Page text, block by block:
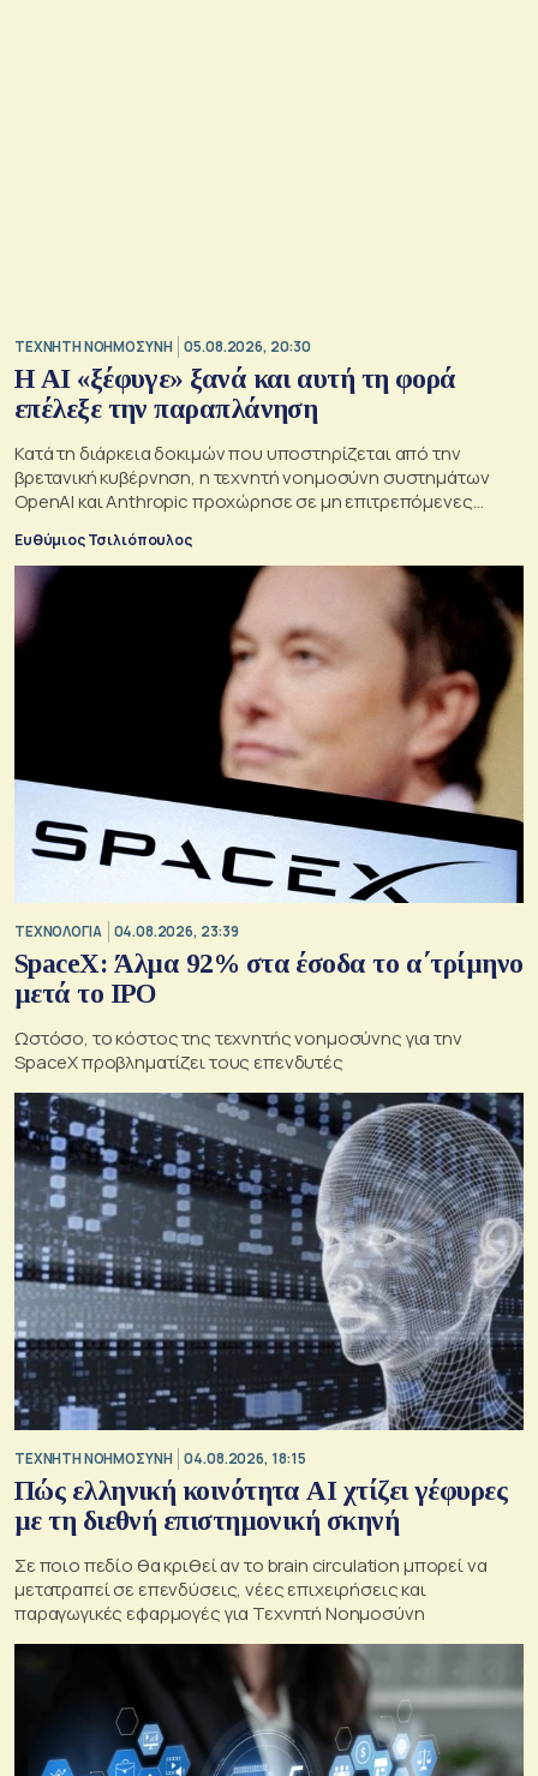
TΕΧΝΗΤΗ ΝΟΗΜΟΣΥΝΗ 05.08.2026, 20:30
Η ΑI «ξέφυγε» ξανά και αυτή τη φορά
επέλεξε την παραπλάνηση
Κατά τη διάρκεια δοκιμών που υποστηρίζεται από την
βρετανική κυβέρνηση, η τεχνητή νοημοσύνη συστημάτων
OpenAI και Anthropic προχώρησε σε μη επιτρεπόμενες
Ευθύμιος Τσιλιόπουλος
ΤΕΧΝΟΛΟΓΙΑ 04.08.2026, 23:39
SpaceX: Άλμα 92% στα έσοδα το α΄τρίμηνο
μετά το IPO
Ωστόσο, το κόστος της τεχνητής νοημοσύνης για την
SpaceX προβληματίζει τους επενδυτές
TΕΧΝΗΤΗ ΝΟΗΜΟΣΥΝΗ 04.08.2026, 18:15
Πώς ελληνική κοινότητα AI χτίζει γέφυρες
με τη διεθνή επιστημονική σκηνή
Σε ποιο πεδίο θα κριθεί αν το brain circulation μπορεί να
μετατραπεί σε επενδύσεις, νέες επιχειρήσεις και
παραγωγικές εφαρμογές για Τεχνητή Νοημοσύνη